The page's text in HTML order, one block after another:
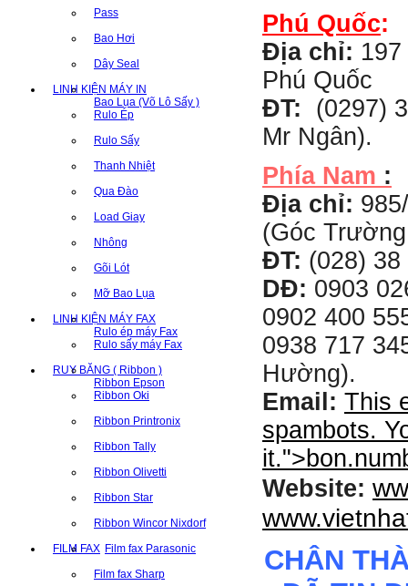
Pass
Bao Hơi
Dây Seal
LINH KIỆN MÁY IN
Bao Lụa (Võ Lô Sấy )
Rulo Ép
Rulo Sấy
Thanh Nhiệt
Qua Đào
Load Giay
Nhông
Gõi Lót
Mỡ Bao Lụa
LINH KIỆN MÁY FAX
Rulo ép máy Fax
Rulo sấy máy Fax
RUY BĂNG ( Ribbon )
Ribbon Epson
Ribbon Oki
Ribbon Printronix
Ribbon Tally
Ribbon Olivetti
Ribbon Star
Ribbon Wincor Nixdorf
FILM FAX Film fax Parasonic
Film fax Sharp
Phú Quốc:
Địa chỉ:
Phú Quốc
ĐT:
(0297)
Mr Ngân).
Phía Nam :
Địa chỉ:
(Góc
ĐT: (028)
DĐ: 0903
0902 400
0938 717
Hường).
Email: This
spambots.
it.">
Website:
CHÂN